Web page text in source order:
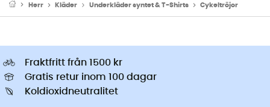
Herr Kläder Underkläder syntet & T-Shirts Cykeltröjor
Fraktfritt från 1500 kr
Gratis retur inom 100 dagar
Koldioxidneutralitet